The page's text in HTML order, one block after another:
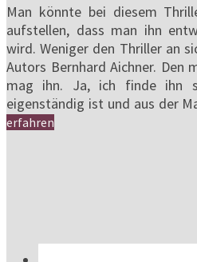
Man könnte bei diesem
aufstellen, dass man ihn
wird. Weniger den Thriller an
Autors Bernhard Aichner. Den
mag ihn. Ja, ich finde ihn
eigenständig ist und aus der
erfahren